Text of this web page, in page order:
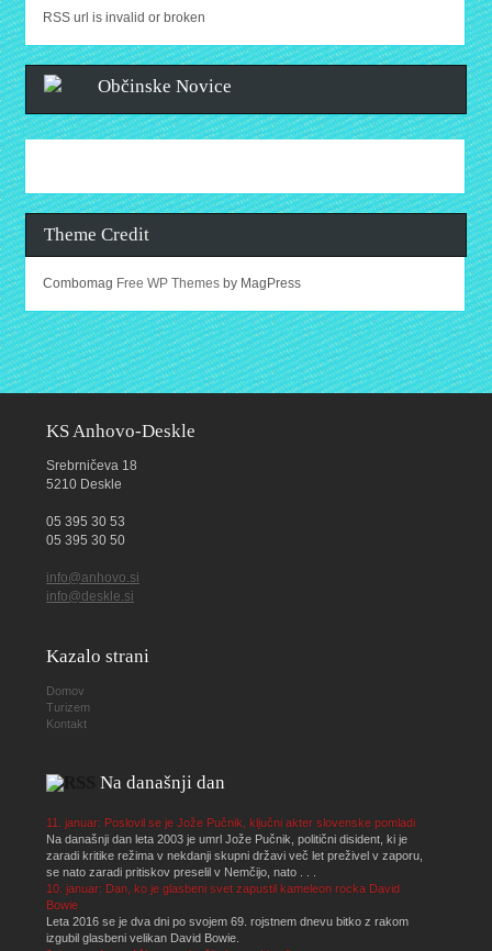
RSS url is invalid or broken
Občinske Novice
Theme Credit
Combomag Free WP Themes by MagPress
KS Anhovo-Deskle
Srebrničeva 18
5210 Deskle
05 395 30 53
05 395 30 50
info@anhovo.si
info@deskle.si
Kazalo strani
Domov
Turizem
Kontakt
Na današnji dan
11. januar: Poslovil se je Jože Pučnik, ključni akter slovenske pomladi
Na današnji dan leta 2003 je umrl Jože Pučnik, politični disident, ki je
zaradi kritike režima v nekdanji skupni državi več let preživel v zaporu,
se nato zaradi pritiskov preselil v Nemčijo, nato . . .
10. januar: Dan, ko je glasbeni svet zapustil kameleon rocka David
Bowie
Leta 2016 se je dva dni po svojem 69. rojstnem dnevu bitko z rakom
izgubil glasbeni velikan David Bowie.